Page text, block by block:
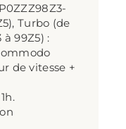
Turbo (de
à 99Z5) :
de vitesse +